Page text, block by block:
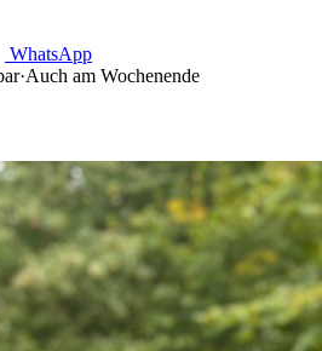
WhatsApp
·Auch am Wochenende